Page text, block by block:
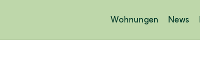
Wohnungen News